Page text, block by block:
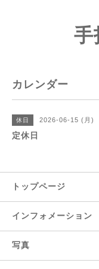
手
カレンダー
休日 2026-06-15 (月)
定休日
トップページ
インフォメーション
写真